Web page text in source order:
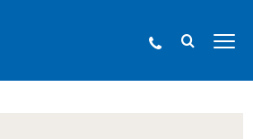
l’enveloppe du bâtiment. Depuis